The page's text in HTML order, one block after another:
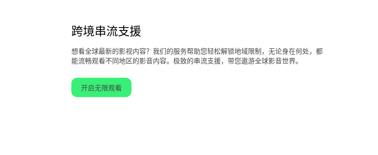
跨境串流支援
想看全球最新的影视内容？我们的服务帮助您轻松解锁地域限制，无论身在何处，都
能流畅观看不同地区的影音内容。极致的串流支援，带您遨游全球影音世界。
开启无限观看